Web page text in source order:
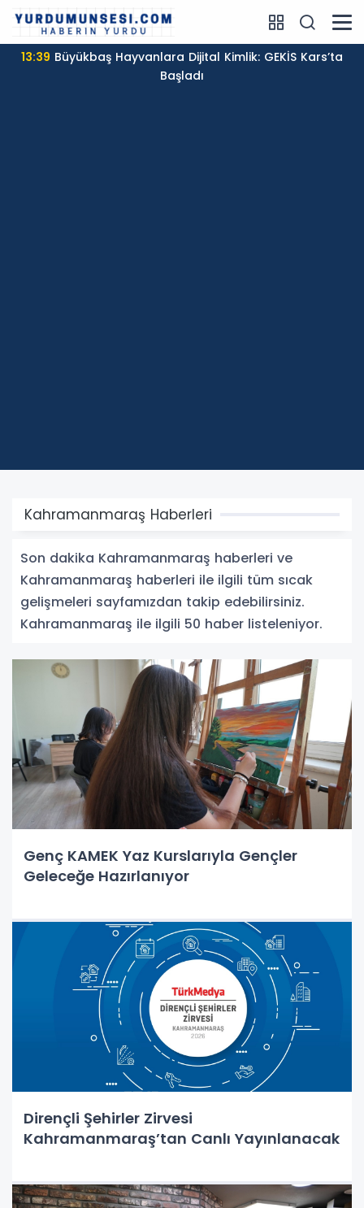
12:31Antalya’dan Yangınzedelere Destek: Çiftçilere
Sera Naylonu Yardımı
Kahramanmaraş Haberleri
Son dakika Kahramanmaraş haberleri ve
Kahramanmaraş haberleri ile ilgili tüm sıcak
gelişmeleri sayfamızdan takip edebilirsiniz.
Kahramanmaraş ile ilgili 50 haber listeleniyor.
Genç KAMEK Yaz Kurslarıyla Gençler
Geleceğe Hazırlanıyor
Dirençli Şehirler Zirvesi
Kahramanmaraş’tan Canlı Yayınlanacak